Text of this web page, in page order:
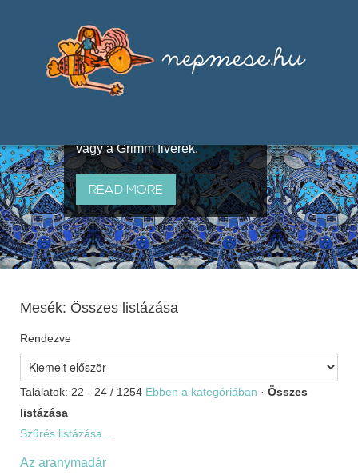
útján terjedő elbeszélésekből,
melyeket olyan ismert gyűjtők
állítottak össze, mint Benedek
vagy a Grimm fivérek.
READ MORE
Mesék: Összes listázása
Rendezve
Találatok: 22 - 24 / 1254 Ebben a kategóriában · Összes
listázása
Szűrés listázása...
Az aranymadár